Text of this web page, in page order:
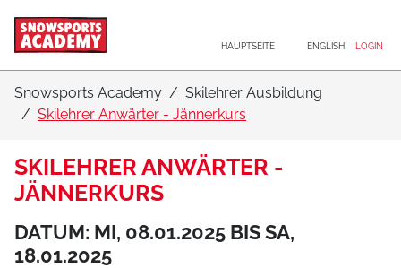
HAUPTSEITE ENGLISH LOGIN
Snowsports Academy
Skilehrer Ausbildung
Skilehrer Anwärter - Jännerkurs
SKILEHRER ANWÄRTER -
JÄNNERKURS
DATUM: MI, 08.01.2025 BIS SA,
18.01.2025